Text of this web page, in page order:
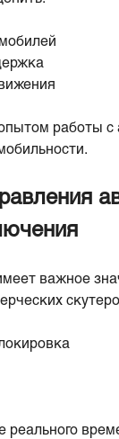
работы с
важное